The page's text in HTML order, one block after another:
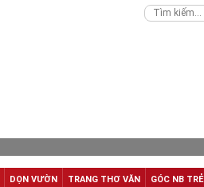
DỌN VƯỜN TRANG THƠ VĂN GÓC NB TRẺ